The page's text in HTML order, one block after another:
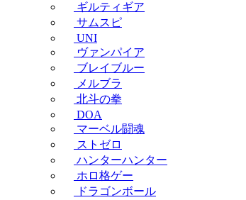
ギルティギア
サムスピ
UNI
ヴァンパイア
ブレイブルー
メルブラ
北斗の拳
DOA
マーベル闘魂
ストゼロ
ハンターハンター
ホロ格ゲー
ドラゴンボール